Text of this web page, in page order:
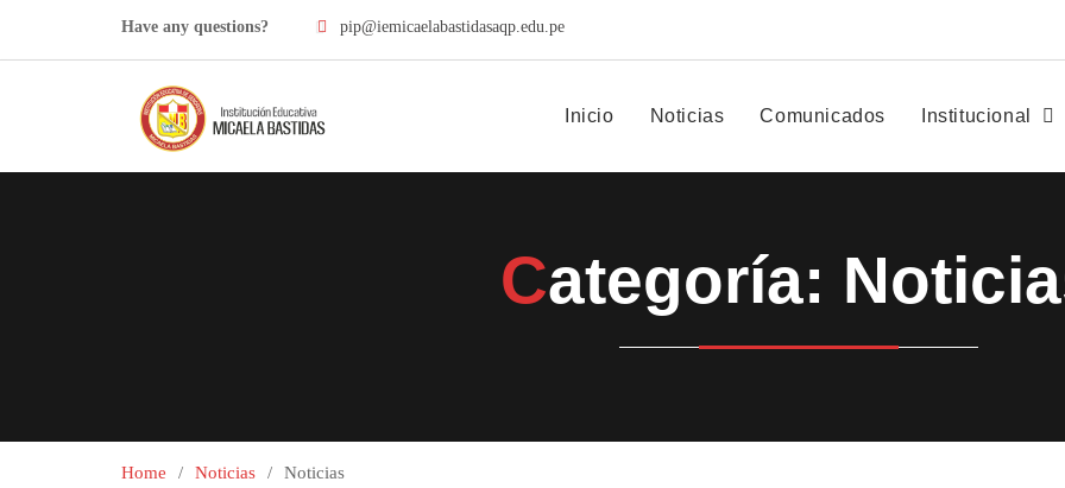
Have any questions? pip@iemicaelabastidasaqp.edu.pe
Inicio Noticias Comunicados Institucional
Categoría:
Home Noticias Noticias